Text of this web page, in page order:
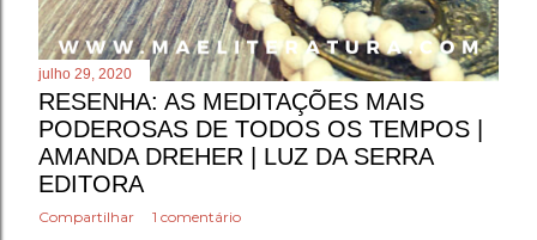
julho 29, 2020
RESENHA: AS MEDITAÇÕES MAIS
PODEROSAS DE TODOS OS TEMPOS |
AMANDA DREHER | LUZ DA SERRA
EDITORA
Compartilhar 1 comentário